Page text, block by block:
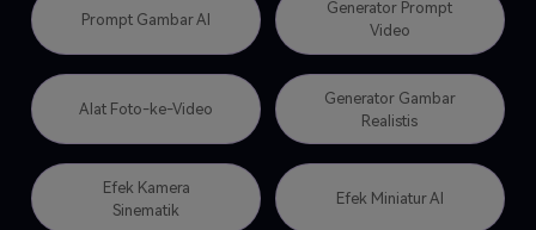
Prompt Gambar AI
Generator Prompt
Video
Alat Foto-ke-Video
Generator Gambar
Realistis
Efek Kamera
Sinematik
Efek Miniatur AI